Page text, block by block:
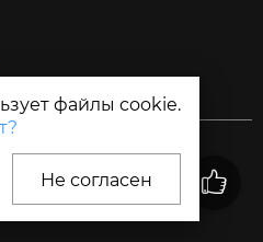
файлы cookie.
Не согласен